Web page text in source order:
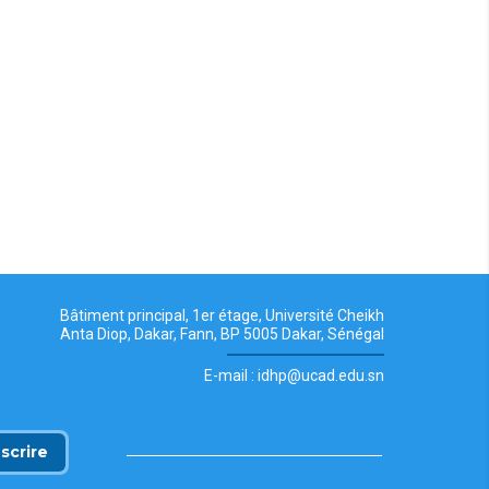
Bâtiment principal, 1er étage, Université Cheikh
Anta Diop, Dakar, Fann, BP 5005 Dakar, Sénégal
E-mail : idhp@ucad.edu.sn